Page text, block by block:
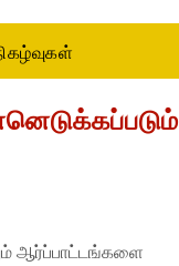
ஆர்ப்பாட்டங்களை